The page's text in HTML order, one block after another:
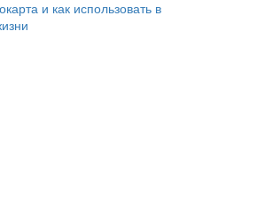
и как использовать в